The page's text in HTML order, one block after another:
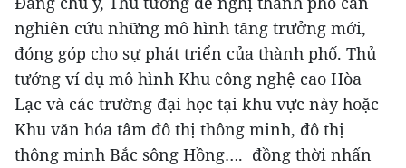
nghiên cứu những mô hình tăng trưởng mới,
đóng góp cho sự phát triển của thành phố. Thủ
tướng ví dụ mô hình Khu công nghệ cao Hòa
Lạc và các trường đại học tại khu vực này hoặc
Khu văn hóa tâm đô thị thông minh, đô thị
thông minh Bắc sông Hồng…. đồng thời nhấn